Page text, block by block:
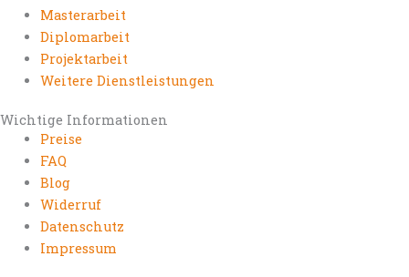
Masterarbeit
Diplomarbeit
Projektarbeit
Weitere Dienstleistungen
Wichtige Informationen
Preise
FAQ
Blog
Widerruf
Datenschutz
Impressum